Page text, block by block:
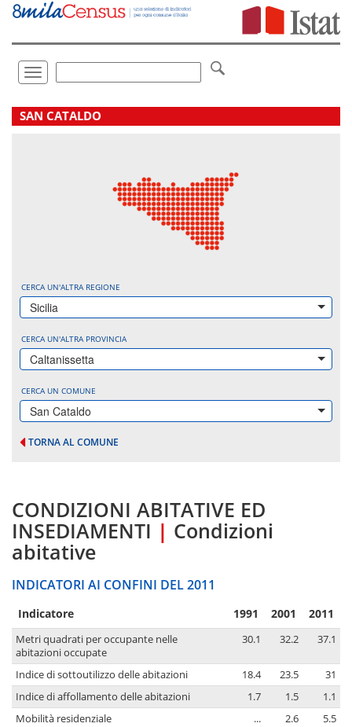
Vai
direttamente
Toggle
navigation
.
SAN CATALDO
CERCA UN'ALTRA REGIONE
Sicilia
CERCA UN'ALTRA PROVINCIA
Caltanissetta
CERCA UN COMUNE
San Cataldo
TORNA AL COMUNE
CONDIZIONI ABITATIVE ED
INSEDIAMENTI | Condizioni
abitative
INDICATORI AI CONFINI DEL 2011
Indicatore 1991 2001 2011
Metri quadrati per occupante nelle
abitazioni occupate
30.1 32.2 37.1
Indice di sottoutilizzo delle abitazioni 18.4 23.5
31
Indice di affollamento delle abitazioni
1.7 1.5
1.1
Mobilità residenziale
... 2.6 5.5